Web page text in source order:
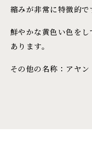
縮みが非常に特徴的で
鮮やかな黄色い色を
あります。
その他の名称：アヤン